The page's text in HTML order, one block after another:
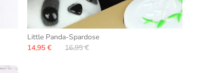
Little Panda-Spardose
14,95 €
16,95 €